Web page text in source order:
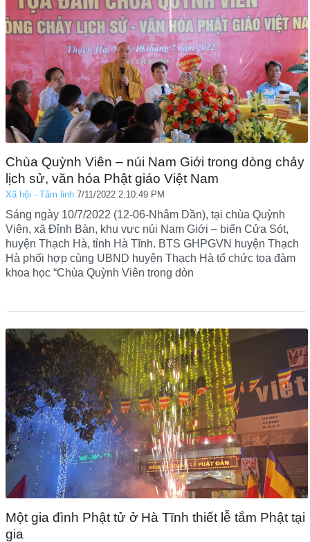
Chùa Quỳnh Viên – núi Nam Giới trong dòng chảy
lịch sử, văn hóa Phật giáo Việt Nam
Xã hội - Tâm linh 7/11/2022 2:10:49 PM
Sáng ngày 10/7/2022 (12-06-Nhâm Dần), tại chùa Quỳnh
Viên, xã Đỉnh Bàn, khu vực núi Nam Giới – biển Cửa Sót,
huyện Thạch Hà, tỉnh Hà Tĩnh. BTS GHPGVN huyện Thạch
Hà phối hợp cùng UBND huyện Thạch Hà tổ chức tọa đàm
khoa học “Chùa Quỳnh Viên trong dòn
Một gia đình Phật tử ở Hà Tĩnh thiết lễ tắm Phật tại
gia